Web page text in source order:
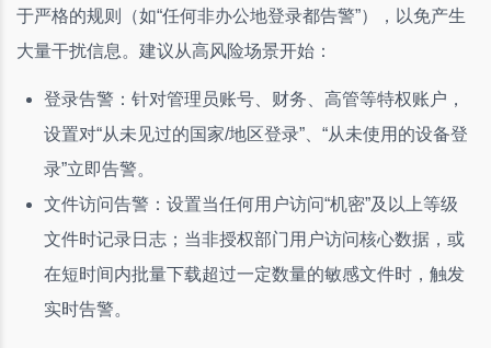
于严格的规则（如“任何非办公地登录都告警”），以免产生
大量干扰信息。建议从高风险场景开始：
登录告警：针对管理员账号、财务、高管等特权账户，
设置对“从未见过的国家/地区登录”、“从未使用的设备登
录”立即告警。
文件访问告警：设置当任何用户访问“机密”及以上等级
文件时记录日志；当非授权部门用户访问核心数据，或
在短时间内批量下载超过一定数量的敏感文件时，触发
实时告警。